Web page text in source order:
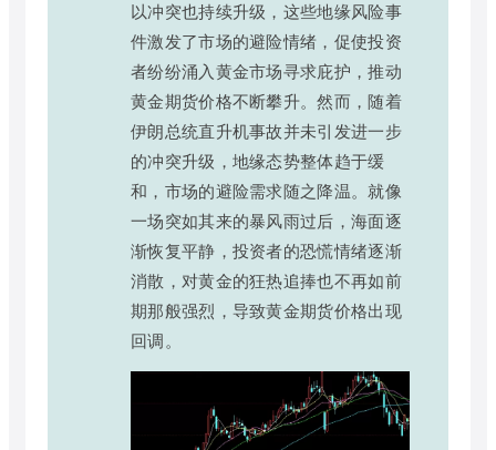
以冲突也持续升级，这些地缘风险事
件激发了市场的避险情绪，促使投资
者纷纷涌入黄金市场寻求庇护，推动
黄金期货价格不断攀升。然而，随着
伊朗总统直升机事故并未引发进一步
的冲突升级，地缘态势整体趋于缓
和，市场的避险需求随之降温。就像
一场突如其来的暴风雨过后，海面逐
渐恢复平静，投资者的恐慌情绪逐渐
消散，对黄金的狂热追捧也不再如前
期那般强烈，导致黄金期货价格出现
回调。